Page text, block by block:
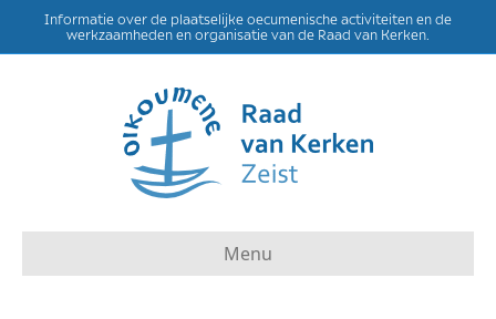
Informatie over de plaatselijke oecumenische activiteiten en de
werkzaamheden en organisatie van de Raad van Kerken.
Menu